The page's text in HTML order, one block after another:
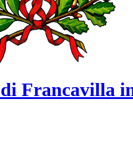
Francavilla